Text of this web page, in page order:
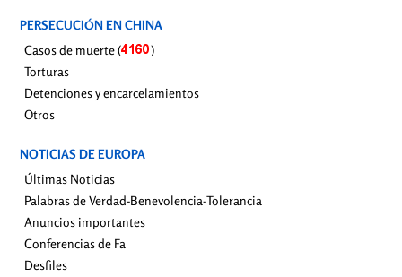
PERSECUCIÓN EN CHINA
Casos de muerte (
)
Torturas
Detenciones y encarcelamientos
Otros
NOTICIAS DE EUROPA
Últimas Noticias
Palabras de Verdad-Benevolencia-Tolerancia
Anuncios importantes
Conferencias de Fa
Desfiles